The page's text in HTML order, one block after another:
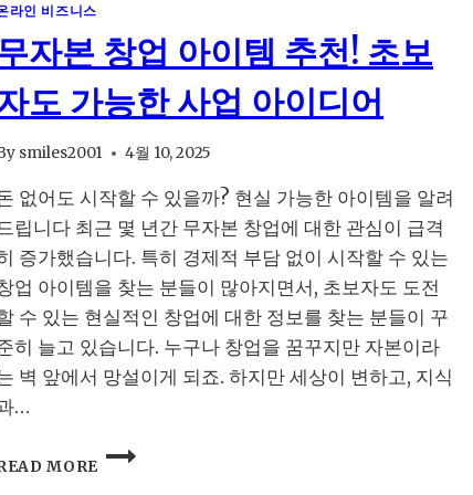
로
그
수
익
지
시
작
해
하
는
이
유
라인 비즈니스
자본 창업 아이템 추천! 초보
도 가능한 사업 아이디어
smiles2001 4월 10, 2025
없어도 시작할 수 있을까? 현실 가능한 아이템을 알려
립니다 최근 몇 년간 무자본 창업에 대한 관심이 급격
증가했습니다. 특히 경제적 부담 없이 시작할 수 있는
업 아이템을 찾는 분들이 많아지면서, 초보자도 도전
수 있는 현실적인 창업에 대한 정보를 찾는 분들이 꾸
히 늘고 있습니다. 누구나 창업을 꿈꾸지만 자본이라
벽 앞에서 망설이게 되죠. 하지만 세상이 변하고, 지식
…
MORE
무